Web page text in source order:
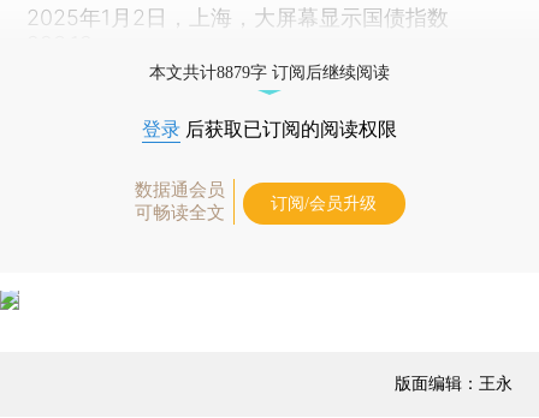
2025年1月2日，上海，大屏幕显示国债指数
本文共计8879字 订阅后继续阅读
登录 后获取已订阅的阅读权限
数据通会员
可畅读全文
订阅/会员升级
版面编辑：王永